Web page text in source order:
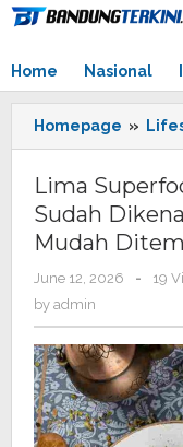
Skip
Home
Nasional
Homepage »
Lima
Sudah
Mudah
June 12, 2026
by
-
19
by admin